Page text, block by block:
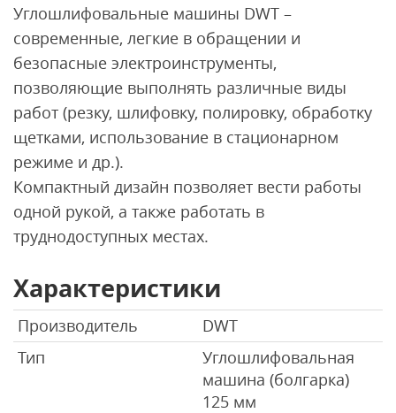
Углошлифовальные машины DWT –
современные, легкие в обращении и
безопасные электроинструменты,
позволяющие выполнять различные виды
работ (резку, шлифовку, полировку, обработку
щетками, использование в стационарном
режиме и др.).
Компактный дизайн позволяет вести работы
одной рукой, а также работать в
труднодоступных местах.
Характеристики
Производитель
DWT
Тип
Углошлифовальная
машина (болгарка)
125 мм